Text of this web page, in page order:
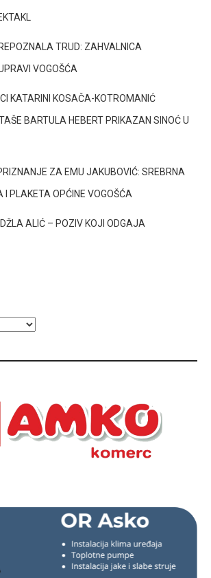
TRUD: ZAHVALNICA
VOGOŠĆA
KATARINI KOSAČA-KOTROMANIĆ
BARTULA HEBERT PRIKAZAN SINOĆ U
ZA EMU JAKUBOVIĆ: SREBRNA
I PLAKETA OPĆINE VOGOŠĆA
ALIĆ – POZIV KOJI ODGAJA